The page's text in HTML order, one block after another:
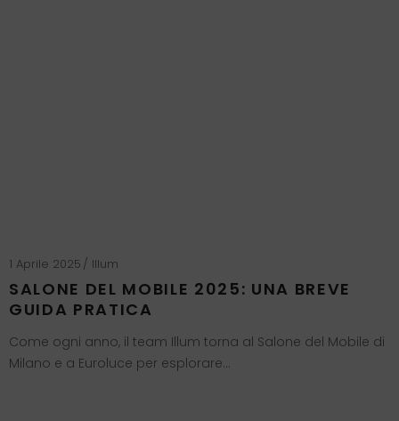
1 Aprile 2025 Illum
SALONE DEL MOBILE 2025: UNA BREVE
GUIDA PRATICA
Come ogni anno, il team Illum torna al Salone del Mobile di
Milano e a Euroluce per esplorare…